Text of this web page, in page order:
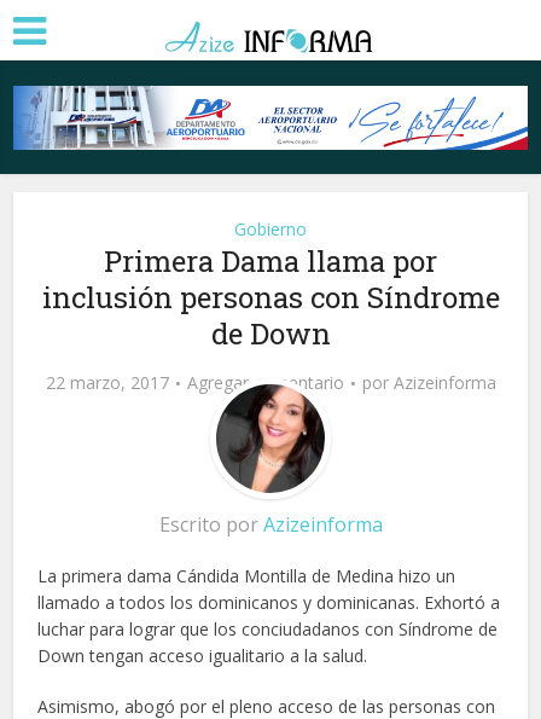
Gobierno
Primera Dama llama por
inclusión personas con Síndrome
de Down
22 marzo, 2017 Agregar comentario por Azizeinforma
Escrito porAzizeinforma
La primera dama Cándida Montilla de Medina hizo un
llamado a todos los dominicanos y dominicanas. Exhortó a
luchar para lograr que los conciudadanos con Síndrome de
Down tengan acceso igualitario a la salud.
Asimismo, abogó por el pleno acceso de las personas con